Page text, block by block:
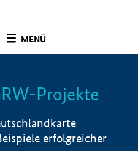
MENÜ
Info
Projekte
erfolgreicher